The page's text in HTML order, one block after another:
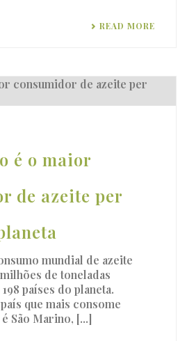
READ MORE
é o maior
de azeite per
mundial de azeite
de toneladas
países do planeta.
que mais consome
São Marino, [...]